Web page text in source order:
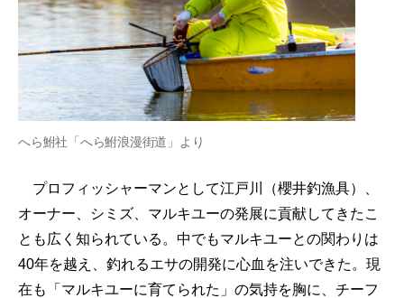
へら鮒社「へら鮒浪漫街道」より
プロフィッシャーマンとして江戸川（櫻井釣漁具）、
オーナー、シミズ、マルキユーの発展に貢献してきたこ
とも広く知られている。中でもマルキユーとの関わりは
40年を越え、釣れるエサの開発に心血を注いできた。現
在も「マルキユーに育てられた」の気持を胸に、チーフ